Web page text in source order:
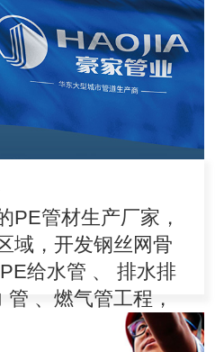
PE管材生产厂家，
域，开发钢丝网骨
给水管 、 排水排
、燃气管工程，